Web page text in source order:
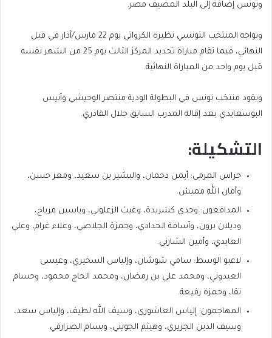
وتونس إضافة إلى البلد المضيف مصر.
ويواجه المنتخب التونسي نظيره الكرواتي يوم 22 مارس/آذار في قبل
النهائي، فيما تقام مباراة تحديد المركز الثالث يوم 25 من الشهر نفسه
قبل يوم واحد من المباراة النهائية.
ويقود منتخب تونس في البطولة الودية منتصر الوحيشي وأنيس
البوسعايدي بعد إقالة المدرب السابق جلال القادري.
التشكيلة:
حراس المرمى: أيمن دحمان، والبشير بن سعيد، ومعز حسن،
وأمان الله مميش.
المدافعون: وجدي كشريدة، وغيث الزعلوني، وياسين مرياح،
وديلان برون، وأسامة الحدادي، وحمزة الجلاصي، وعلاء غرام، وعلي
العابدي، وأمين الشارني.
لاعبو الوسط: سامي شوشان، وإلياس السخيري، وعيسى
العيدوني، ومحمد علي بن رمضان، ومحمد الحاج محمود، وحسام
تقا، وحمزة رفيعة.
المهاجمون: إلياس العاشوري، وسيف الله لطيف، وإلياس سعد،
وسيف الدين الجزيري، وهيثم الجويني، وبسام الصرارفي.